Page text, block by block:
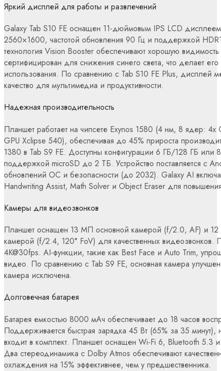
Яркий дисплей для работы и развлечений
Galaxy Tab S10 FE оснащен 11-дюймовым IPS LCD
2560×1600, частотой обновления 90 Гц и поддержкой
технология Vision Booster обеспечивают хорошую
сертифицирован для снижения синего света, что делает
использования. По сравнению с Tab S10 FE Plus, дисплей
качество для мультимедиа и продуктивности.
Надежная производительность
Планшет работает на чипсете Exynos 1580 (4 нм, 8 ядер:
GPU Xclipse 540), обеспечивая до 45% прироста
1380 в Tab S9 FE. Доступны конфигурации 6 ГБ/128 ГБ или
поддержкой microSD до 2 ТБ. Устройство поставляется с
обновлений ОС и безопасности (до 2032). Galaxy AI
Handwriting Assist, Math Solver и Object Eraser для
Камеры для видеозвонков
Планшет оснащен 13 МП основной камерой (f/2.0, AF) и 12
камерой (f/2.4, 120° FoV) для качественных видеозвонков.
4K@30fps. AI-функции, такие как Best Face и Auto Trim,
видео. По сравнению с Tab S9 FE, основная камера
камера исключена.
Долговечная батарея
Батарея емкостью 8000 мАч обеспечивает до 18 часов
Поддерживается быстрая зарядка 45 Вт (65% за 35 минут),
входит в комплект. Планшет оснащен Wi-Fi 6, Bluetooth 5.3
Два стереодинамика с Dolby Atmos обеспечивают
охлаждения на 15% эффективнее, чем у предшественника.